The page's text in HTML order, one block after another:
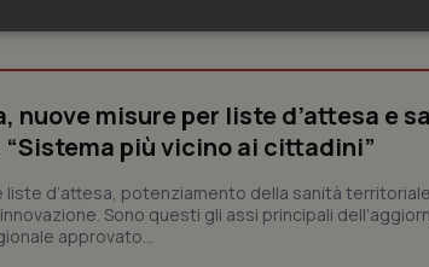
nuove misure per liste d’attesa e
più vicino ai cittadini”
liste d’attesa, potenziamento della sanità
Sono questi gli assi principali
approvato...
Necessari Statistici
Necessari Statistici
necessari contribuiscono a rendere fruibile il sito web